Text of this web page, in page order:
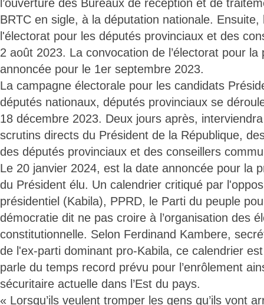
l’ouverture des Bureaux de réception et de
BRTC en sigle, à la députation nationale. Ensuite,
l'électorat pour les députés provinciaux et des
2 août 2023. La convocation de l’électorat pour la
annoncée pour le 1er septembre 2023.
La campagne électorale pour les candidats
députés nationaux, députés provinciaux se
18 décembre 2023. Deux jours après, interviendra
scrutins directs du Président de la République,
des députés provinciaux et des conseillers
Le 20 janvier 2024, est la date annoncée pour la
du Président élu. Un calendrier critiqué par
présidentiel (Kabila), PPRD, le Parti du peuple
démocratie dit ne pas croire à l’organisation des
constitutionnelle. Selon Ferdinand Kambere,
de l'ex-parti dominant pro-Kabila, ce calendrier
parle du temps record prévu pour l’enrôlement
sécuritaire actuelle dans l’Est du pays.
« Lorsqu’ils veulent tromper les gens qu’ils vont